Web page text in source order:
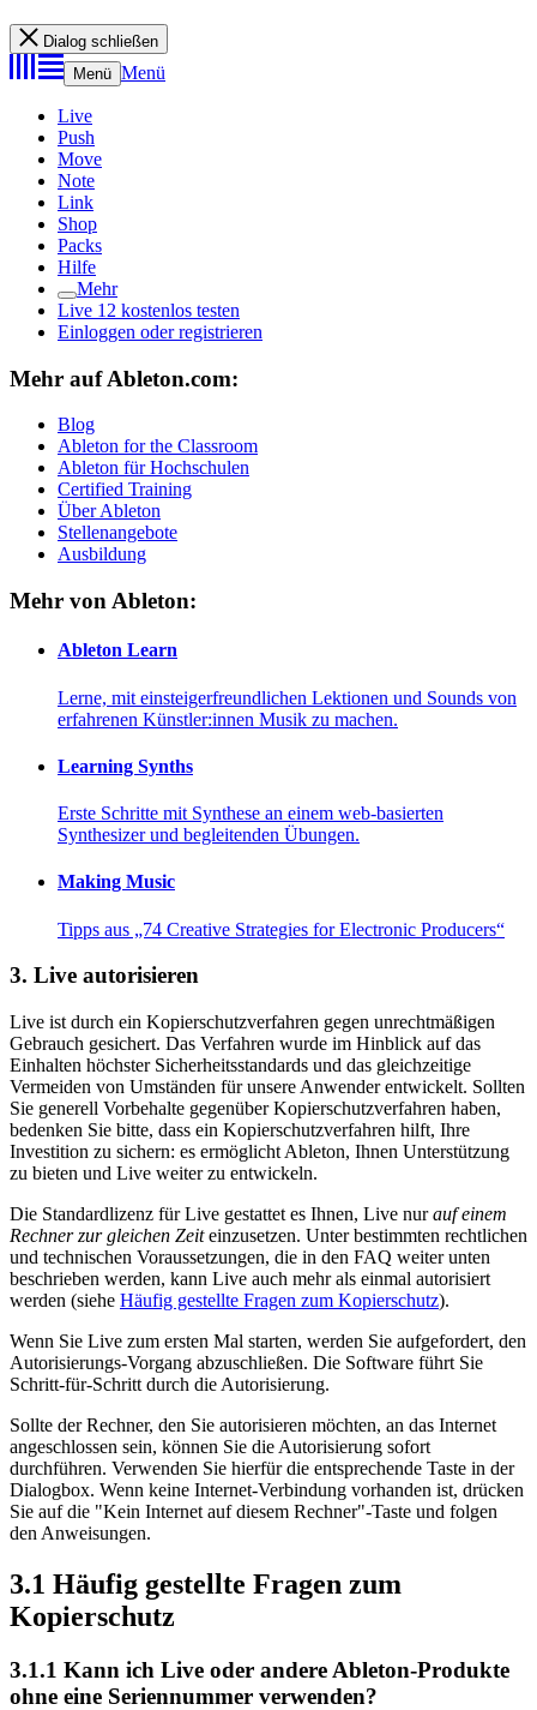
Dialog schließen
Menü Menü
Live
Push
Move
Note
Link
Shop
Packs
Hilfe
Mehr
Live 12 kostenlos testen
Einloggen oder registrieren
Mehr auf Ableton.com:
Blog
Ableton for the Classroom
Ableton für Hochschulen
Certified Training
Über Ableton
Stellenangebote
Ausbildung
Mehr von Ableton:
Ableton Learn
Lerne, mit einsteigerfreundlichen Lektionen und Sounds von
erfahrenen Künstler:innen Musik zu machen.
Learning Synths
Erste Schritte mit Synthese an einem web-basierten
Synthesizer und begleitenden Übungen.
Making Music
Tipps aus „74 Creative Strategies for Electronic Producers“
3. Live autorisieren
Live ist durch ein Kopierschutzverfahren gegen unrechtmäßigen
Gebrauch gesichert. Das Verfahren wurde im Hinblick auf das
Einhalten höchster Sicherheitsstandards und das gleichzeitige
Vermeiden von Umständen für unsere Anwender entwickelt. Sollten
Sie generell Vorbehalte gegenüber Kopierschutzverfahren haben,
bedenken Sie bitte, dass ein Kopierschutzverfahren hilft, Ihre
Investition zu sichern: es ermöglicht Ableton, Ihnen Unterstützung
zu bieten und Live weiter zu entwickeln.
Die Standardlizenz für Live gestattet es Ihnen, Live nurauf einem
Rechner zur gleichen Zeiteinzusetzen. Unter bestimmten rechtlichen
und technischen Voraussetzungen, die in den FAQ weiter unten
beschrieben werden, kann Live auch mehr als einmal autorisiert
werden (siehe Häufig gestellte Fragen zum Kopierschutz).
Wenn Sie Live zum ersten Mal starten, werden Sie aufgefordert, den
Autorisierungs-Vorgang abzuschließen. Die Software führt Sie
Schritt-für-Schritt durch die Autorisierung.
Sollte der Rechner, den Sie autorisieren möchten, an das Internet
angeschlossen sein, können Sie die Autorisierung sofort
durchführen. Verwenden Sie hierfür die entsprechende Taste in der
Dialogbox. Wenn keine Internet-Verbindung vorhanden ist, drücken
Sie auf die "Kein Internet auf diesem Rechner"-Taste und folgen
den Anweisungen.
3.1 Häufig gestellte Fragen zum
Kopierschutz
3.1.1 Kann ich Live oder andere Ableton-Produkte
ohne eine Seriennummer verwenden?